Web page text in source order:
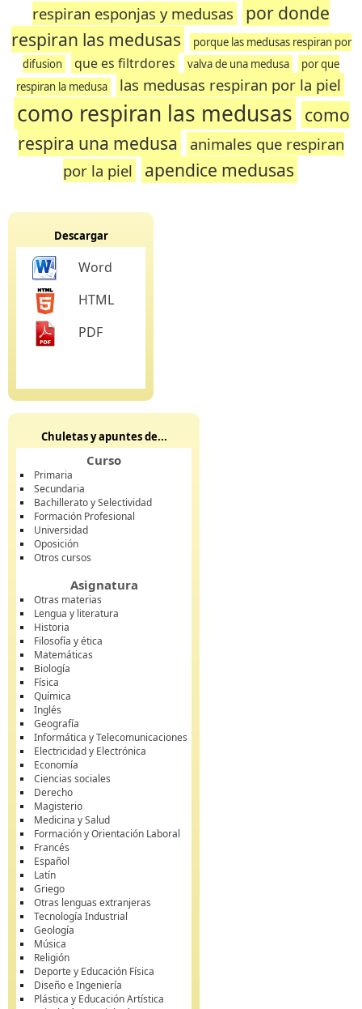
respiran esponjas y medusas
por donde
respiran las medusas
porque las medusas respiran por
difusion
que es filtrdores valva de una medusa
por que
respiran la medusa
las medusas respiran por la piel
como respiran las medusas como
respira una medusa
animales que respiran
por la piel
apendice medusas
Descargar
Word
HTML
PDF
Chuletas y apuntes de...
Curso
Primaria
Secundaria
Bachillerato y Selectividad
Formación Profesional
Universidad
Oposición
Otros cursos
Asignatura
Otras materias
Lengua y literatura
Historia
Filosofía y ética
Matemáticas
Biología
Física
Química
Inglés
Geografía
Informática y Telecomunicaciones
Electricidad y Electrónica
Economía
Ciencias sociales
Derecho
Magisterio
Medicina y Salud
Formación y Orientación Laboral
Francés
Español
Latín
Griego
Otras lenguas extranjeras
Tecnología Industrial
Geología
Música
Religión
Deporte y Educación Física
Diseño e Ingeniería
Plástica y Educación Artística